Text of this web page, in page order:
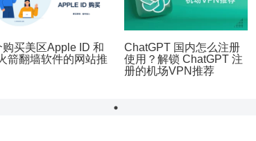
购买美区Apple ID 和
箭翻墙软件的网站推
ChatGPT 国内怎么注册
使用？解锁 ChatGPT 注
册的机场VPN推荐